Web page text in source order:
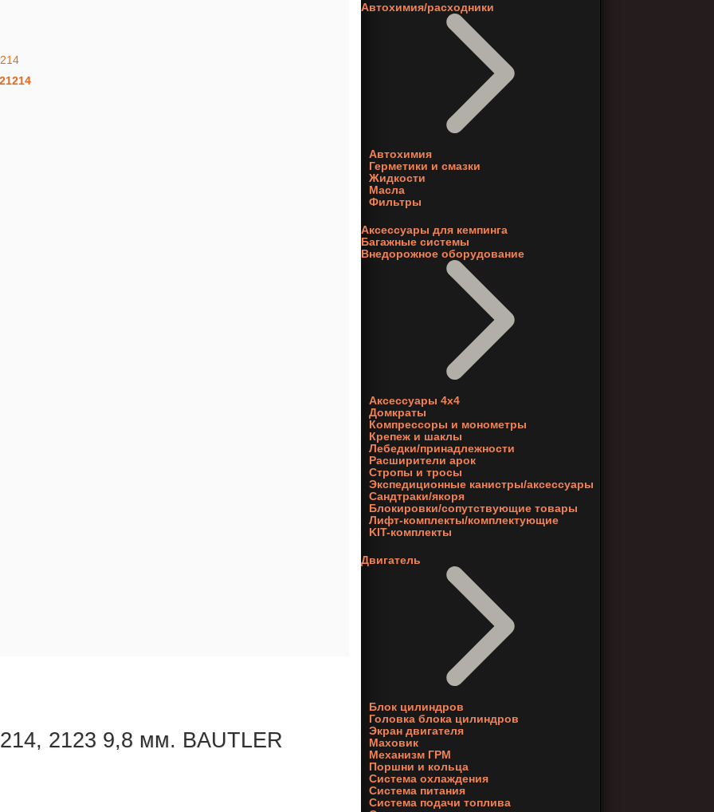
2123 9,8 мм. BAUTLER
Автохимия/расходники
Автохимия
Герметики и смазки
Жидкости
Масла
Фильтры
Аксессуары для кемпинга
Багажные системы
Внедорожное оборудование
Аксессуары 4х4
Домкраты
Компрессоры и монометры
Крепеж и шаклы
Лебедки/принадлежности
Расширители арок
Стропы и тросы
Экспедиционные канистры/аксессуары
Сандтраки/якоря
Блокировки/сопутствующие товары
Лифт-комплекты/комплектующие
KIT-комплекты
Двигатель
Блок цилиндров
Головка блока цилиндров
Экран двигателя
Маховик
Механизм ГРМ
Поршни и кольца
Система охлаждения
Система питания
Система подачи топлива